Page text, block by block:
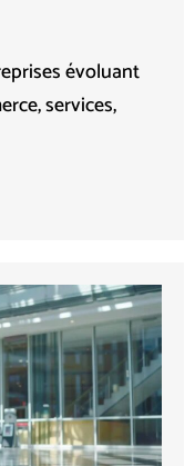
évoluant
services,